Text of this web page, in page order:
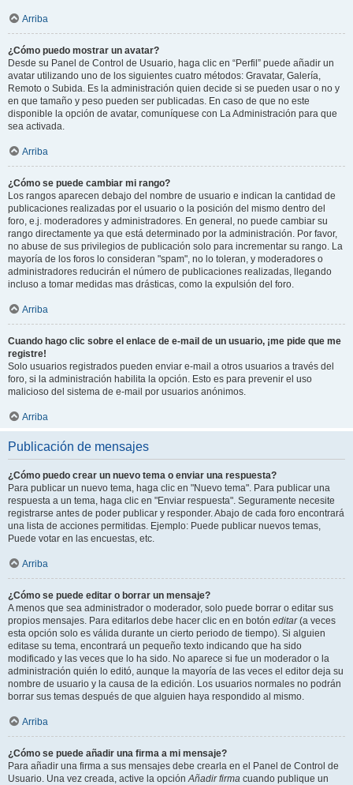
Arriba
¿Cómo puedo mostrar un avatar?
Desde su Panel de Control de Usuario, haga clic en “Perfil” puede añadir un
avatar utilizando uno de los siguientes cuatro métodos: Gravatar, Galería,
Remoto o Subida. Es la administración quien decide si se pueden usar o no y
en que tamaño y peso pueden ser publicadas. En caso de que no este
disponible la opción de avatar, comuníquese con La Administración para que
sea activada.
Arriba
¿Cómo se puede cambiar mi rango?
Los rangos aparecen debajo del nombre de usuario e indican la cantidad de
publicaciones realizadas por el usuario o la posición del mismo dentro del
foro, e.j. moderadores y administradores. En general, no puede cambiar su
rango directamente ya que está determinado por la administración. Por favor,
no abuse de sus privilegios de publicación solo para incrementar su rango. La
mayoría de los foros lo consideran "spam", no lo toleran, y moderadores o
administradores reducirán el número de publicaciones realizadas, llegando
incluso a tomar medidas mas drásticas, como la expulsión del foro.
Arriba
Cuando hago clic sobre el enlace de e-mail de un usuario, ¡me pide que me
registre!
Solo usuarios registrados pueden enviar e-mail a otros usuarios a través del
foro, si la administración habilita la opción. Esto es para prevenir el uso
malicioso del sistema de e-mail por usuarios anónimos.
Arriba
Publicación de mensajes
¿Cómo puedo crear un nuevo tema o enviar una respuesta?
Para publicar un nuevo tema, haga clic en "Nuevo tema". Para publicar una
respuesta a un tema, haga clic en "Enviar respuesta". Seguramente necesite
registrarse antes de poder publicar y responder. Abajo de cada foro encontrará
una lista de acciones permitidas. Ejemplo: Puede publicar nuevos temas,
Puede votar en las encuestas, etc.
Arriba
¿Cómo se puede editar o borrar un mensaje?
A menos que sea administrador o moderador, solo puede borrar o editar sus
propios mensajes. Para editarlos debe hacer clic en en botón editar(a veces
esta opción solo es válida durante un cierto periodo de tiempo). Si alguien
editase su tema, encontrará un pequeño texto indicando que ha sido
modificado y las veces que lo ha sido. No aparece si fue un moderador o la
administración quién lo editó, aunque la mayoría de las veces el editor deja su
nombre de usuario y la causa de la edición. Los usuarios normales no podrán
borrar sus temas después de que alguien haya respondido al mismo.
Arriba
¿Cómo se puede añadir una firma a mi mensaje?
Para añadir una firma a sus mensajes debe crearla en el Panel de Control de
Usuario. Una vez creada, active la opciónAñadir firma cuando publique un